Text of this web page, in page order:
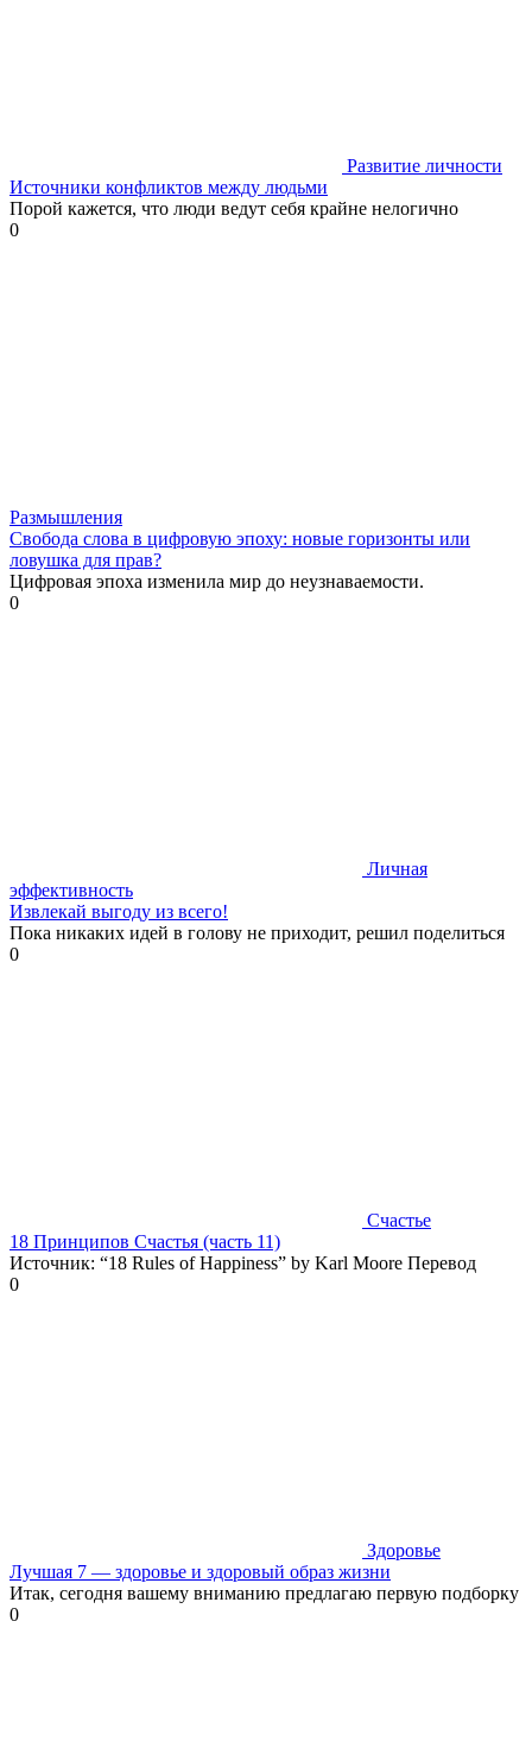
Развитие личности
Источники конфликтов между людьми
Порой кажется, что люди ведут себя крайне нелогично
0
Размышления
Свобода слова в цифровую эпоху: новые горизонты или
ловушка для прав?
Цифровая эпоха изменила мир до неузнаваемости.
0
Личная
эффективность
Извлекай выгоду из всего!
Пока никаких идей в голову не приходит, решил поделиться
0
Счастье
18 Принципов Счастья (часть 11)
Источник: “18 Rules of Happiness” by Karl Moore Перевод
0
Здоровье
Лучшая 7 — здоровье и здоровый образ жизни
Итак, сегодня вашему вниманию предлагаю первую подборку
0